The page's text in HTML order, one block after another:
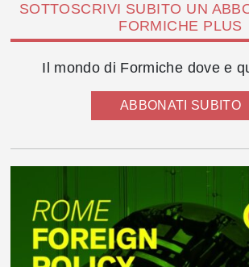
SOTTOSCRIVI SUBITO UN
FORMICHE PLUS
Il mondo di Formiche dove e
ABBONATI SUBITO